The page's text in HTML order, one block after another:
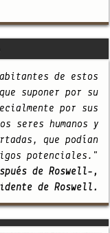
de estos
suponer por su
por sus
seres humanos y
que podían
potenciales."
de Roswell-,
de Roswell.